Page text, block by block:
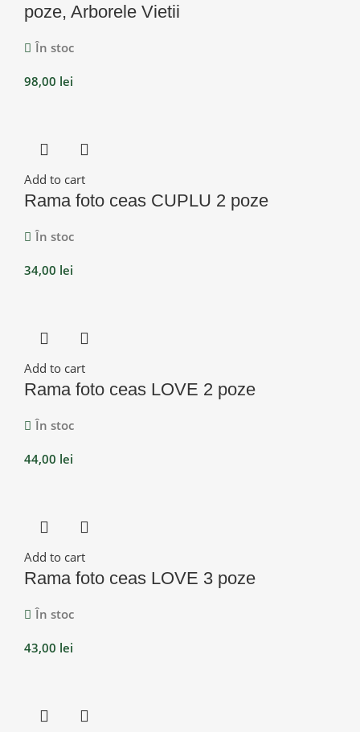
poze, Arborele Vietii
În stoc
98,00 lei
Add to cart
Rama foto ceas CUPLU 2 poze
În stoc
34,00 lei
Add to cart
Rama foto ceas LOVE 2 poze
În stoc
44,00 lei
Add to cart
Rama foto ceas LOVE 3 poze
În stoc
43,00 lei